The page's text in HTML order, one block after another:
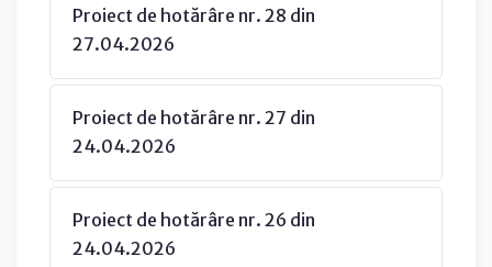
Proiect de hotărâre nr. 28 din
27.04.2026
Proiect de hotărâre nr. 27 din
24.04.2026
Proiect de hotărâre nr. 26 din
24.04.2026